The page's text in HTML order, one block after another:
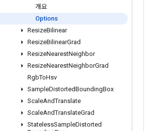
개요
Options
ResizeBilinear
ResizeBilinearGrad
ResizeNearestNeighbor
ResizeNearestNeighborGrad
RgbToHsv
SampleDistortedBoundingBox
ScaleAndTranslate
ScaleAndTranslateGrad
StatelessSampleDistorted